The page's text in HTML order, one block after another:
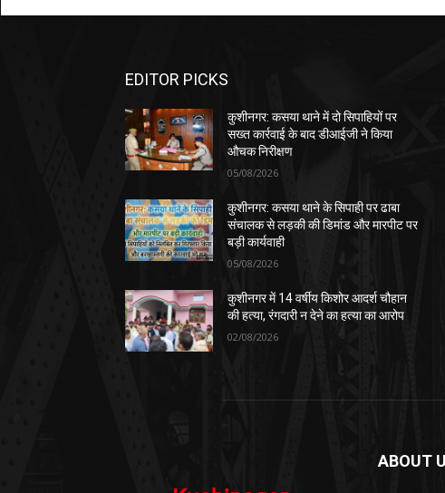
EDITOR PICKS
कुशीनगर: कसया थाने में दो सिपाहियों पर
सख्त कार्रवाई के बाद डीआईजी ने किया
औचक निरीक्षण
05/08/2026
कुशीनगर: कसया थाने के सिपाही पर ढाबा
संचालक से लड़की की डिमांड और मारपीट पर
बड़ी कार्यवाही
05/08/2026
कुशीनगर में 14 वर्षीय किशोर आदर्श चौहान
की हत्या, रंगदारी न देने का हत्या का आरोप
02/08/2026
ABOUT